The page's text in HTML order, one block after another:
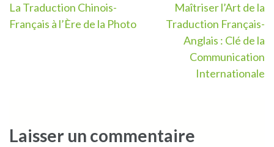
Navigation
La Traduction Chinois-
Français à l’Ère de la Photo
Maîtriser l’Art de la
Traduction Français-
Anglais : Clé de la
Communication
Internationale
Laisser un commentaire